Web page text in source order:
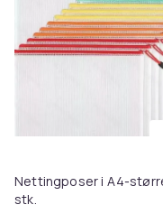
Nettingposer i A4-
stk.